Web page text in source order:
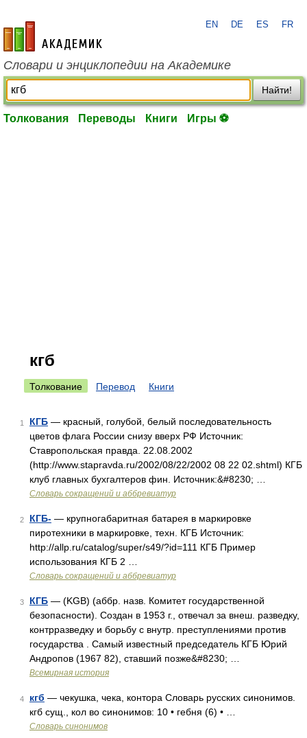
academic.ru
EN DE ES FR
Словари и энциклопедии на Академике
Найти!
Толкования Переводы Книги Игры ⚽
кгб
Толкование Перевод Книги
1 КГБ — красный, голубой, белый последовательность
цветов флага России снизу вверх РФ Источник:
Ставропольская правда. 22.08.2002
(http://www.stapravda.ru/2002/08/22/2002 08 22 02.shtml) КГБ
клуб главных бухгалтеров фин. Источник:&#8230; …
Словарь сокращений и аббревиатур
2 КГБ- — крупногабаритная батарея в маркировке
пиротехники в маркировке, техн. КГБ Источник:
http://allp.ru/catalog/super/s49/?id=111 КГБ Пример
использования КГБ 2 …
Словарь сокращений и аббревиатур
3 КГБ — (KGB) (аббр. назв. Комитет государственной
безопасности). Создан в 1953 г., отвечал за внеш. разведку,
контрразведку и борьбу с внутр. преступлениями против
государства . Самый известный председатель КГБ Юрий
Андропов (1967 82), ставший позже&#8230; …
Всемирная история
4 кгб — чекушка, чека, контора Словарь русских синонимов.
кгб сущ., кол во синонимов: 10 • гебня (6) • …
Словарь синонимов